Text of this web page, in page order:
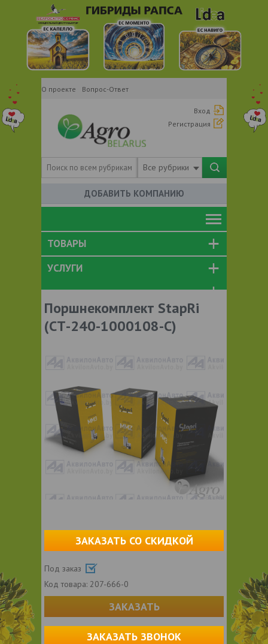
О проекте Вопрос-Ответ
Вход
Регистрация
Все рубрики
ДОБАВИТЬ КОМПАНИЮ
ТОВАРЫ
УСЛУГИ
Поршнекомплект StapRi
(СТ-240-1000108-С)
ЗАКАЗАТЬ СО СКИДКОЙ
Под заказ
Код товара: 207-666-0
ЗАКАЗАТЬ
ЗАКАЗАТЬ ЗВОНОК